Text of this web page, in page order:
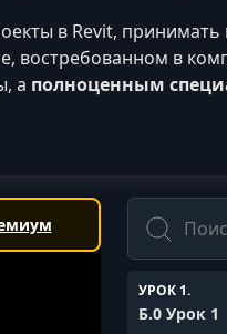
в Revit,
востребованном в
а полноценным
Поиск
УРОК 1.
Б.0 Урок 1